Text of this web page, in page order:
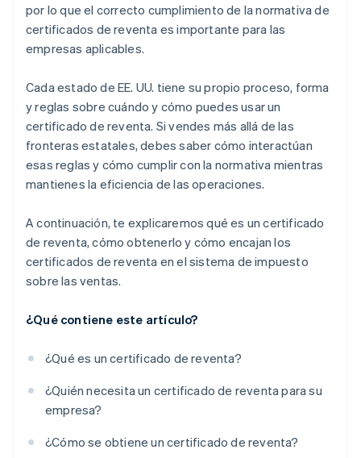
por lo que el correcto cumplimiento de la normativa de
certificados de reventa es importante para las
empresas aplicables.
Cada estado de EE. UU. tiene su propio proceso, forma
y reglas sobre cuándo y cómo puedes usar un
certificado de reventa. Si vendes más allá de las
fronteras estatales, debes saber cómo interactúan
esas reglas y cómo cumplir con la normativa mientras
mantienes la eficiencia de las operaciones.
A continuación, te explicaremos qué es un certificado
de reventa, cómo obtenerlo y cómo encajan los
certificados de reventa en el sistema de impuesto
sobre las ventas.
¿Qué contiene este artículo?
¿Qué es un certificado de reventa?
¿Quién necesita un certificado de reventa para su
empresa?
¿Cómo se obtiene un certificado de reventa?